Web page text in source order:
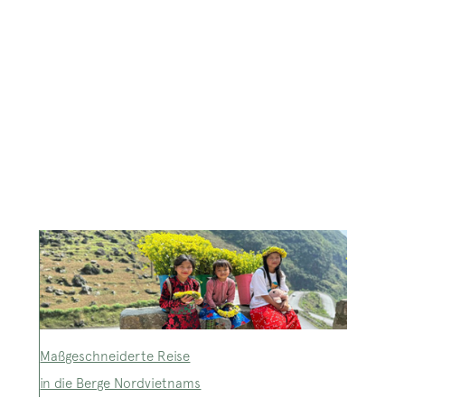
Maßgeschneiderte Reise
in die Berge Nordvietnams